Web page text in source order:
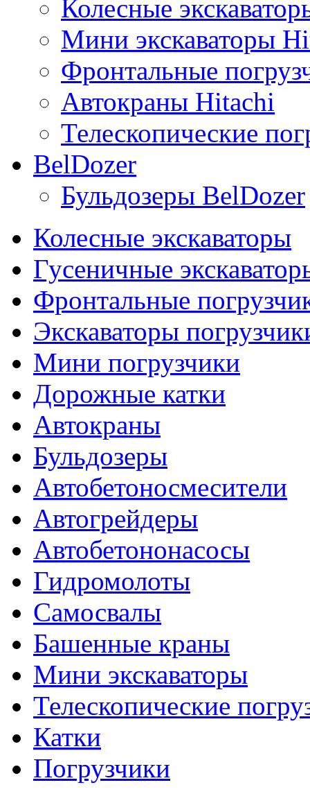
Колесные
Мини экскаваторы
Фронтальные
Автокраны Hitachi
Телескопические
BelDozer
Бульдозеры BelDozer
Колесные экскаваторы
Гусеничные
Фронтальные
Экскаваторы
Мини погрузчики
Дорожные катки
Автокраны
Бульдозеры
Автобетоносмесители
Автогрейдеры
Автобетононасосы
Гидромолоты
Самосвалы
Башенные краны
Мини экскаваторы
Телескопические
Катки
Погрузчики